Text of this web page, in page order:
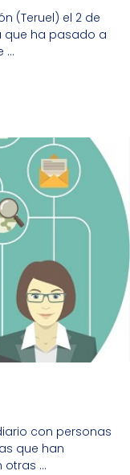
(Teruel) el 2 de
que ha pasado a
...
con personas
que han
...